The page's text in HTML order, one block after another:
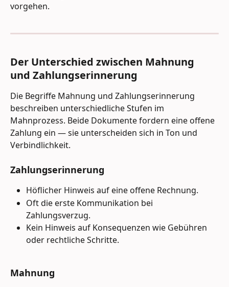
vorgehen.
Der Unterschied zwischen Mahnung
und Zahlungserinnerung
Die Begriffe Mahnung und Zahlungserinnerung
beschreiben unterschiedliche Stufen im
Mahnprozess. Beide Dokumente fordern eine offene
Zahlung ein — sie unterscheiden sich in Ton und
Verbindlichkeit.
Zahlungserinnerung
Höflicher Hinweis auf eine offene Rechnung.
Oft die erste Kommunikation bei
Zahlungsverzug.
Kein Hinweis auf Konsequenzen wie Gebühren
oder rechtliche Schritte.
Mahnung